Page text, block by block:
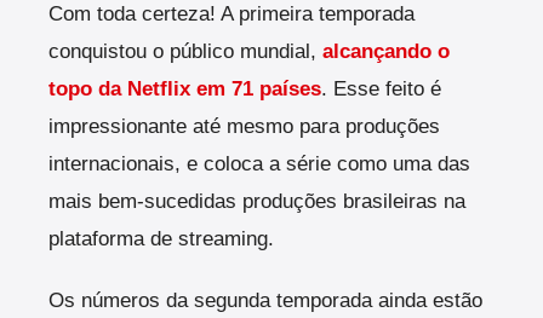
Com toda certeza! A primeira temporada
conquistou o público mundial, alcançando o
topo da Netflix em 71 países. Esse feito é
impressionante até mesmo para produções
internacionais, e coloca a série como uma das
mais bem-sucedidas produções brasileiras na
plataforma de streaming.
Os números da segunda temporada ainda estão